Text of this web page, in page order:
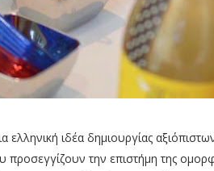
ελληνική ιδέα δημιουργίας
την επιστήμη της